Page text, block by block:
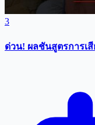
3
ด่วน! ผลชันสูตรการเ